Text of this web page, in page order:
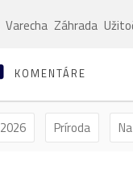
Varecha Záhrada
KOMENTÁRE
2026 Príroda